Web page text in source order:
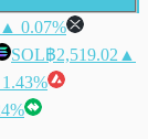
▲ 0.07%
SOL฿2,519.02 ▲